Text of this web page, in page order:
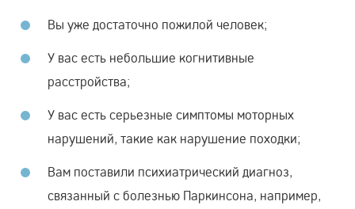
Вы уже достаточно пожилой человек;
У вас есть небольшие когнитивные
расстройства;
У вас есть серьезные симптомы моторных
нарушений, такие как нарушение походки;
Вам поставили психиатрический диагноз,
связанный с болезнью Паркинсона, например,